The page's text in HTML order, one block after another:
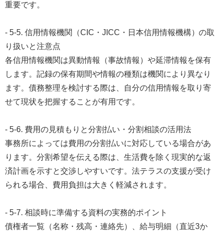
重要です。
- 5-5. 信用情報機関（CIC・JICC・日本信用情報機構）の取
り扱いと注意点
各信用情報機関は異動情報（事故情報）や延滞情報を保有
します。記録の保有期間や情報の種類は機関により異なり
ます。債務整理を検討する際は、自分の信用情報を取り寄
せて現状を把握することが有用です。
- 5-6. 費用の見積もりと分割払い・分割相談の活用法
事務所によっては費用の分割払いに対応している場合があ
ります。分割希望を伝える際は、生活費を除く現実的な返
済計画を示すと交渉しやすいです。法テラスの支援が受け
られる場合、費用負担は大きく軽減されます。
- 5-7. 相談時に準備する資料の実務的ポイント
債権者一覧（名称・残高・連絡先）、給与明細（直近3か